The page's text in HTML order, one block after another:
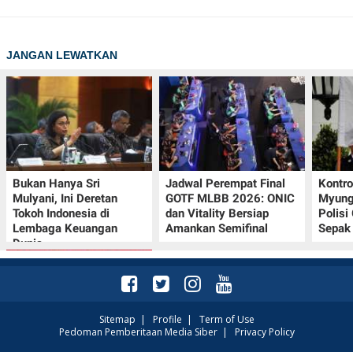
JANGAN LEWATKAN
Bukan Hanya Sri
Mulyani, Ini Deretan
Tokoh Indonesia di
Lembaga Keuangan
Dunia
Jadwal Perempat Final
GOTF MLBB 2026: ONIC
dan Vitality Bersiap
Amankan Semifinal
Polisi
Sitemap | Profile | Term of Use
Pedoman Pemberitaan Media Siber| Privacy Policy